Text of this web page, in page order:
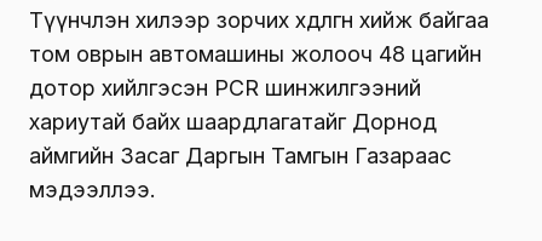
Түүнчлэн хилээр зорчих хөдөлгөөн хийж байгаа
том оврын автомашины жолооч 48 цагийн
дотор хийлгэсэн PCR шинжилгээний
хариутай байх шаардлагатайг Дорнод
аймгийн Засаг Даргын Тамгын Газараас
мэдээллээ.